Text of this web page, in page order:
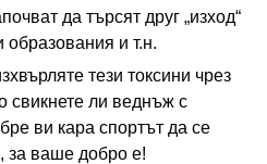
да търсят друг „изход“
и т.н.
тези токсини чрез
свикнете ли веднъж с
ви кара спортът да се
за ваше добро е!